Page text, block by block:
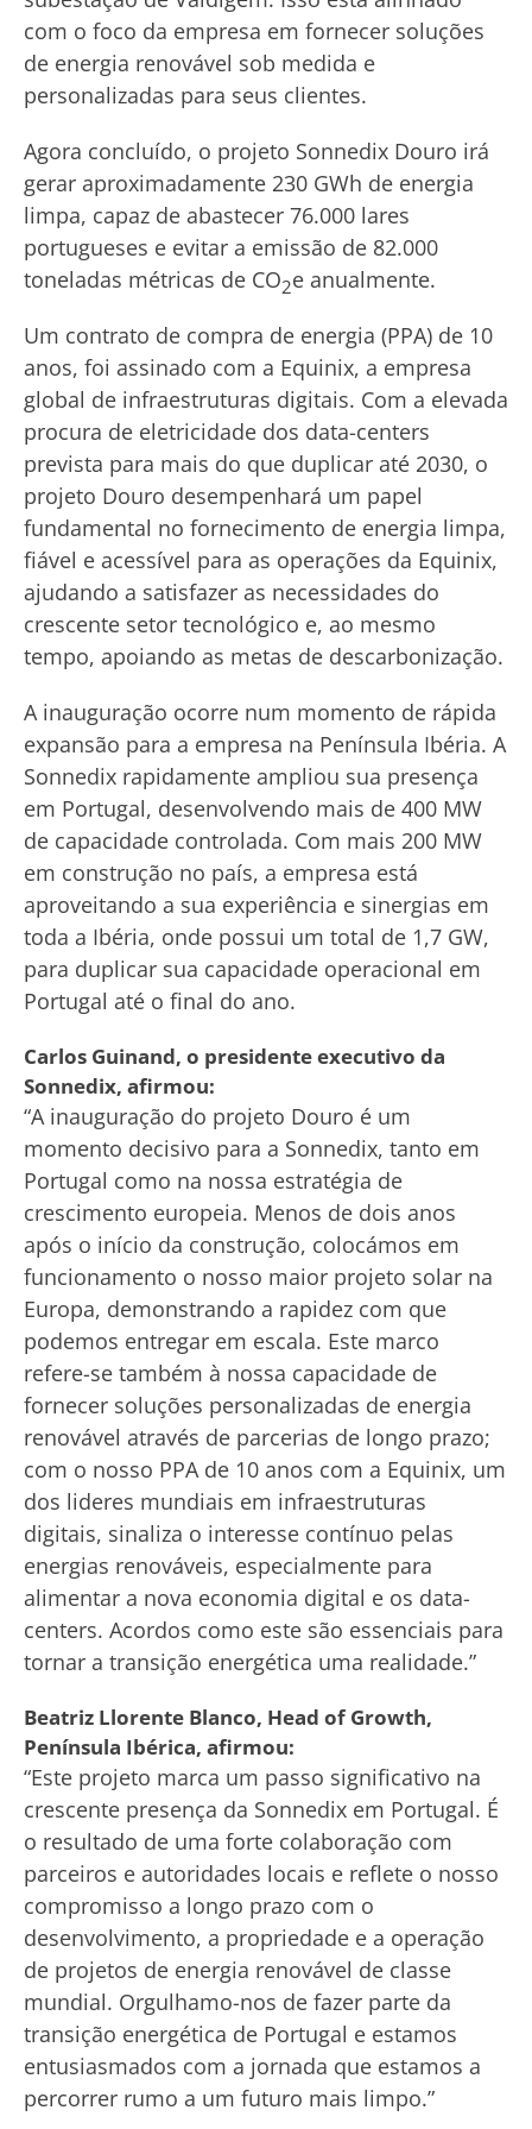
com o foco da empresa em fornecer soluções
de energia renovável sob medida e
personalizadas para seus clientes.
Agora concluído, o projeto Sonnedix Douro irá
gerar aproximadamente 230 GWh de energia
limpa, capaz de abastecer 76.000 lares
portugueses e evitar a emissão de 82.000
toneladas métricas de CO2e anualmente.
Um contrato de compra de energia (PPA) de 10
anos, foi assinado com a Equinix, a empresa
global de infraestruturas digitais. Com a elevada
procura de eletricidade dos data-centers
prevista para mais do que duplicar até 2030, o
projeto Douro desempenhará um papel
fundamental no fornecimento de energia limpa,
fiável e acessível para as operações da Equinix,
ajudando a satisfazer as necessidades do
crescente setor tecnológico e, ao mesmo
tempo, apoiando as metas de descarbonização.
A inauguração ocorre num momento de rápida
expansão para a empresa na Península Ibéria. A
Sonnedix rapidamente ampliou sua presença
em Portugal, desenvolvendo mais de 400 MW
de capacidade controlada. Com mais 200 MW
em construção no país, a empresa está
aproveitando a sua experiência e sinergias em
toda a Ibéria, onde possui um total de 1,7 GW,
para duplicar sua capacidade operacional em
Portugal até o final do ano.
Carlos Guinand, o presidente executivo da
Sonnedix, afirmou:
“A inauguração do projeto Douro é um
momento decisivo para a Sonnedix, tanto em
Portugal como na nossa estratégia de
crescimento europeia. Menos de dois anos
após o início da construção, colocámos em
funcionamento o nosso maior projeto solar na
Europa, demonstrando a rapidez com que
podemos entregar em escala. Este marco
refere-se também à nossa capacidade de
fornecer soluções personalizadas de energia
renovável através de parcerias de longo prazo;
com o nosso PPA de 10 anos com a Equinix, um
dos lideres mundiais em infraestruturas
digitais, sinaliza o interesse contínuo pelas
energias renováveis, especialmente para
alimentar a nova economia digital e os data-
centers. Acordos como este são essenciais para
tornar a transição energética uma realidade.”
Beatriz Llorente Blanco, Head of Growth,
Península Ibérica, afirmou:
“Este projeto marca um passo significativo na
crescente presença da Sonnedix em Portugal. É
o resultado de uma forte colaboração com
parceiros e autoridades locais e reflete o nosso
compromisso a longo prazo com o
desenvolvimento, a propriedade e a operação
de projetos de energia renovável de classe
mundial. Orgulhamo-nos de fazer parte da
transição energética de Portugal e estamos
entusiasmados com a jornada que estamos a
percorrer rumo a um futuro mais limpo.”